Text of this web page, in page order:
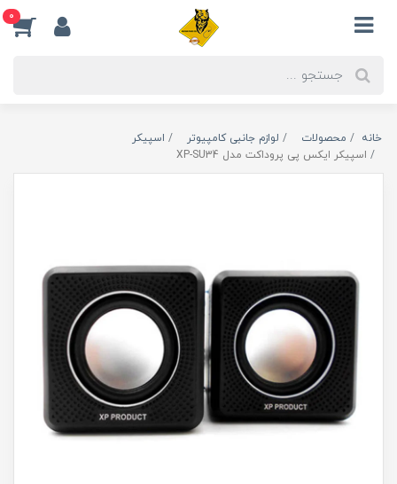
0
خانه محصولات لوازم جانبی کامپیوتر
اسپیکر
اسپیکر ایکس پی پروداکت مدل XP-SU34